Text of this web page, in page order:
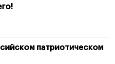
патриотическом